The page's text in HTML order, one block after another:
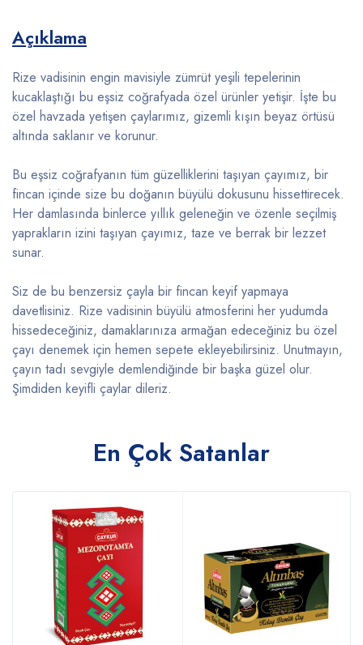
Açıklama
Rize vadisinin engin mavisiyle zümrüt yeşili tepelerinin
kucaklaştığı bu eşsiz coğrafyada özel ürünler yetişir. İşte bu
özel havzada yetişen çaylarımız, gizemli kışın beyaz örtüsü
altında saklanır ve korunur.
Bu eşsiz coğrafyanın tüm güzelliklerini taşıyan çayımız, bir
fincan içinde size bu doğanın büyülü dokusunu hissettirecek.
Her damlasında binlerce yıllık geleneğin ve özenle seçilmiş
yaprakların izini taşıyan çayımız, taze ve berrak bir lezzet
sunar.
Siz de bu benzersiz çayla bir fincan keyif yapmaya
davetlisiniz. Rize vadisinin büyülü atmosferini her yudumda
hissedeceğiniz, damaklarınıza armağan edeceğiniz bu özel
çayı denemek için hemen sepete ekleyebilirsiniz. Unutmayın,
çayın tadı sevgiyle demlendiğinde bir başka güzel olur.
Şimdiden keyifli çaylar dileriz.
En Çok Satanlar